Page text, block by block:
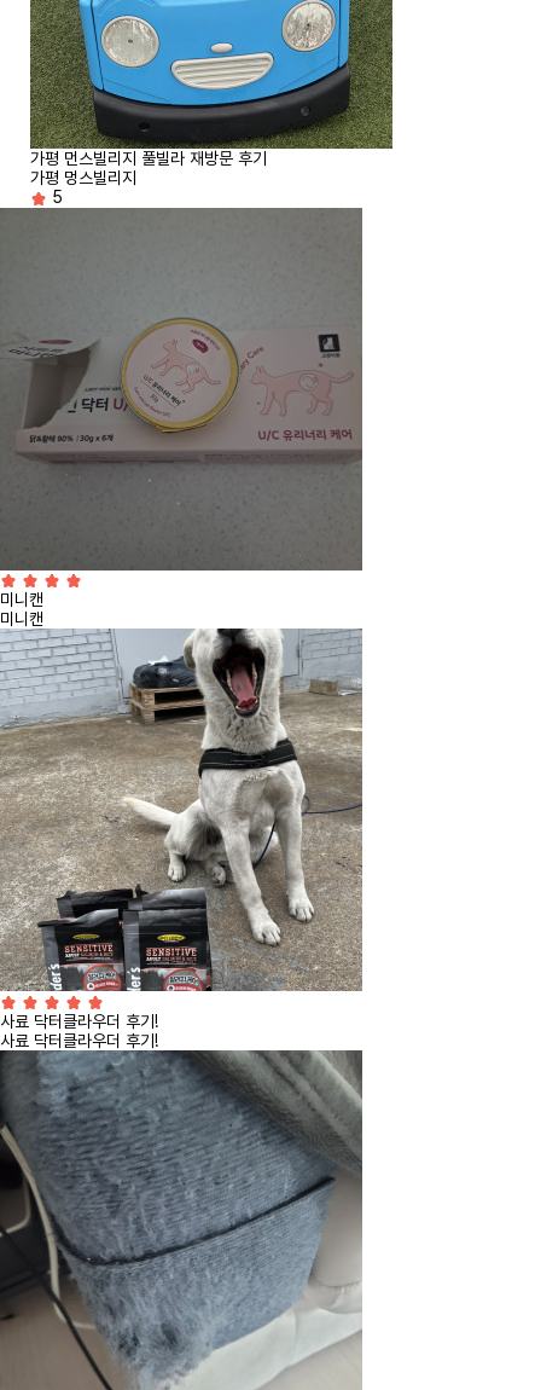
가평 먼스빌리지 풀빌라 재방문 후기
가평 멍스빌리지
5
미니캔
미니캔
사료 닥터클라우더 후기!
사료 닥터클라우더 후기!